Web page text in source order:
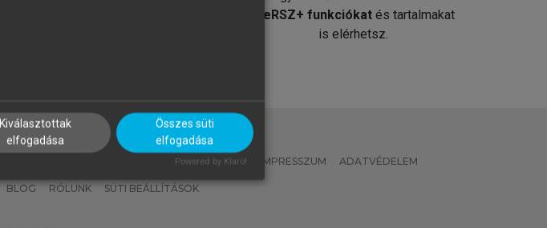
MeRSZ+ funkciókat és tartalmakat
is elérhetsz.
MI – ÁLTALÁNOS IRÁNYELVEK IMPRESSZUM ADATVÉDELEM
BLOG RÓLUNK SÜTI BEÁLLÍTÁSOK
Kiválasztottak
elfogadása
Összes süti
elfogadása
Powered by Klaro!